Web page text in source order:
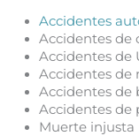
Accidentes
Accidentes de
Accidentes de
Accidentes de
Accidentes de
Accidentes de
Muerte injusta